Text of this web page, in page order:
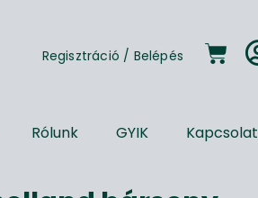
Regisztráció / Belépés
Rólunk GYIK Kapcsolat